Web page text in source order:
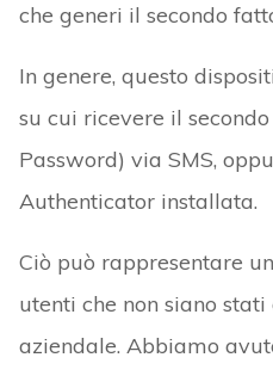
che generi il secondo
In genere, questo
su cui ricevere il
Password) via SMS,
Authenticator installata.
Ciò può rappresentare
utenti che non siano
aziendale. Abbiamo